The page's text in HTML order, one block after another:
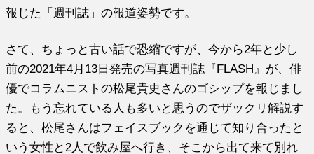
報じた「週刊誌」の報道姿勢です。
さて、ちょっと古い話で恐縮ですが、今から2年と少し
前の2021年4月13日発売の写真週刊誌『FLASH』が、俳
優でコラムニストの松尾貴史さんのゴシップを報じまし
た。もう忘れている人も多いと思うのでザックリ解説す
ると、松尾さんはフェイスブックを通じて知り合ったと
いう女性と2人で飲み屋へ行き、そこから出て来て別れ